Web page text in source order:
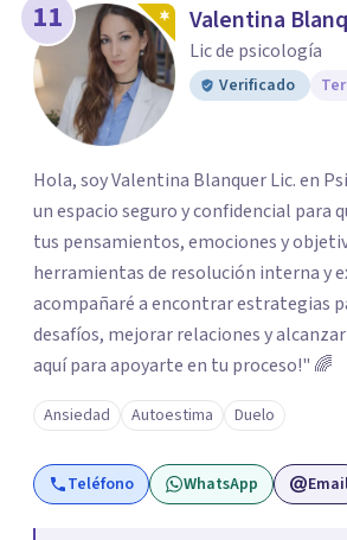
11 Valentina
Lic de psicología
Verificado
Hola, soy Valentina Blanquer Lic. en
un espacio seguro y confidencial para
tus pensamientos, emociones y
herramientas de resolución interna y
acompañaré a encontrar estrategias
desafíos, mejorar relaciones y
aquí para apoyarte en tu proceso!" 🌈
Ansiedad Autoestima Duelo
Teléfono WhatsApp